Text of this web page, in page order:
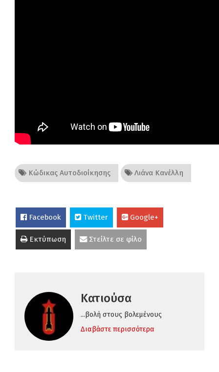
Κώδικας Αυτοδιοίκησης Λιάνα Κανέλλη
Facebook Twitter Google+
Εκτύπωση Στείλτε σε φίλο
Κατιούσα
...βολή στους βολεμένους
Διαβάστε περισσότερα